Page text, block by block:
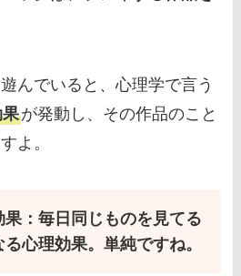
んでいると、心理学で言う
が発動し、その作品のこと
よ。
果：毎日同じものを見てる
心理効果。単純ですね。